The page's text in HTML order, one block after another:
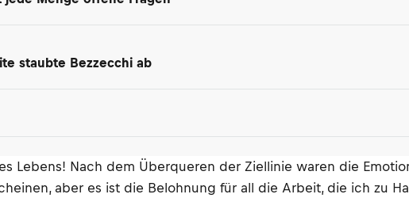
staubte Bezzecchi ab
Lebens! Nach dem Überqueren der Ziellinie waren die
aber es ist die Belohnung für all die Arbeit, die ich zu